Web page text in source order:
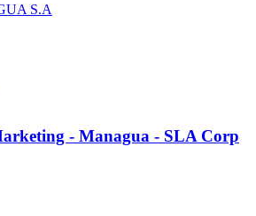
S.A
- Managua - SLA Corp